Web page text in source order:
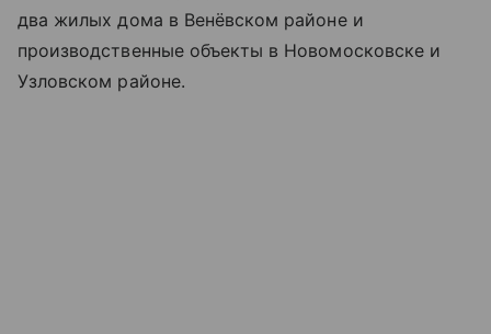
два жилых дома в Венёвском районе и
производственные объекты в Новомосковске и
Узловском районе.